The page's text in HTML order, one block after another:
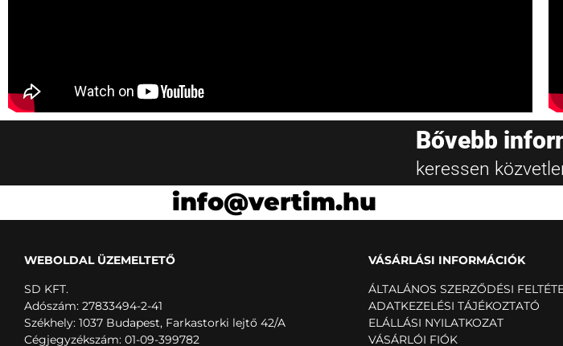
Bővebb
keressen
info@vertim.hu
WEBOLDAL ÜZEMELTETŐ
SD KFT.
Adószám: 27833494-2-41
Székhely: 1037 Budapest, Farkastorki lejtő 42/A
Cégjegyzékszám: 01-09-399782
VÁSÁRLÁSI INFORMÁCIÓK
ÁLTALÁNOS SZERZŐDÉSI
ADATKEZELÉSI TÁJÉKOZTATÓ
ELÁLLÁSI NYILATKOZAT
VÁSÁRLÓI FIÓK